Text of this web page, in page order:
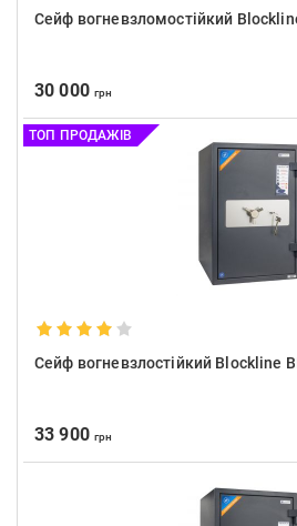
Сейф вогневзломостійкий
30 000грн
ТОП ПРОДАЖІВ
Сейф вогневзлостійкий Blockline
33 900грн